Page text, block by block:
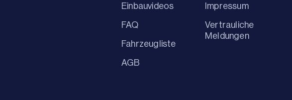
Einbauvideos
FAQ
Fahrzeugliste
AGB
Impressum
Vertrauliche
Meldungen